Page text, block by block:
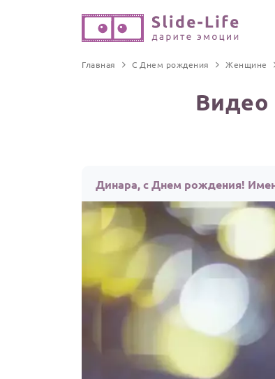
Главная С Днем рождения Женщине
Видео
Динара, с Днем рождения!